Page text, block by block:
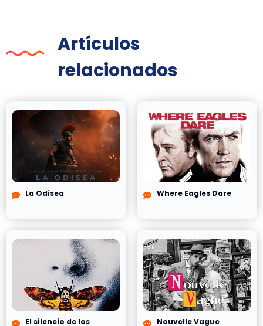
Artículos
relacionados
La Odisea Where Eagles Dare
El silencio de los Nouvelle Vague